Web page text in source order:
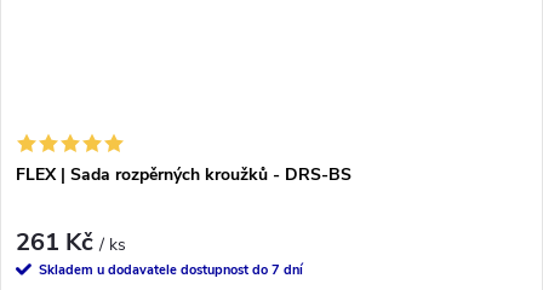
FLEX | Sada rozpěrných kroužků - DRS-BS
261 Kč/ ks
Skladem u dodavatele dostupnost do 7 dní